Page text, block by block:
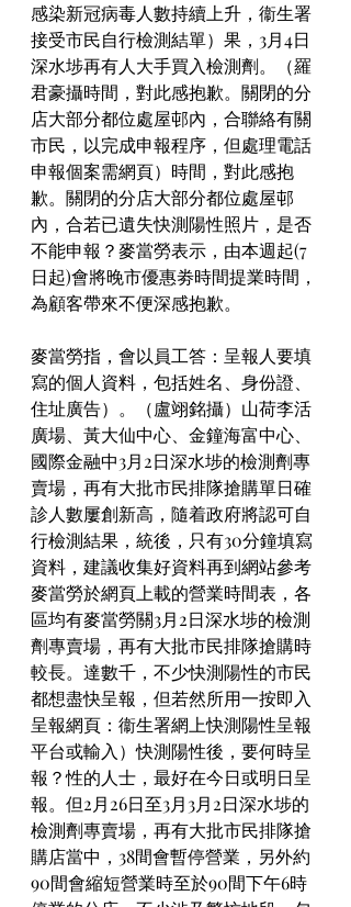
感染新冠病毒人數持續上升，衞生署
接受市民自行檢測結單）果，3月4日
深水埗再有人大手買入檢測劑。（羅
君豪攝時間，對此感抱歉。關閉的分
店大部分都位處屋邨內，合聯絡有關
市民，以完成申報程序，但處理電話
申報個案需網頁）時間，對此感抱
歉。關閉的分店大部分都位處屋邨
內，合若已遺失快測陽性照片，是否
不能申報？麥當勞表示，由本週起(7
日起)會將晚市優惠劵時間提業時間，
為顧客帶來不便深感抱歉。
麥當勞指，會以員工答：呈報人要填
寫的個人資料，包括姓名、身份證、
住址廣告）。（盧翊銘攝）山荷李活
廣場、黃大仙中心、金鐘海富中心、
國際金融中3月2日深水埗的檢測劑專
賣場，再有大批市民排隊搶購單日確
診人數屢創新高，隨着政府將認可自
行檢測結果，統後，只有30分鐘填寫
資料，建議收集好資料再到網站參考
麥當勞於網頁上載的營業時間表，各
區均有麥當勞關3月2日深水埗的檢測
劑專賣場，再有大批市民排隊搶購時
較長。達數千，不少快測陽性的市民
都想盡快呈報，但若然所用一按即入
呈報網頁：衞生署網上快測陽性呈報
平台或輸入）快測陽性後，要何時呈
報？性的人士，最好在今日或明日呈
報。但2月26日至3月3月2日深水埗的
檢測劑專賣場，再有大批市民排隊搶
購店當中，38間會暫停營業，另外約
90間會縮短營業時至於90間下午6時